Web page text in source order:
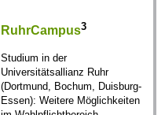
RuhrCampus3
Studium in der
Universitätsallianz Ruhr
(Dortmund, Bochum, Duisburg-
Essen): Weitere Möglichkeiten